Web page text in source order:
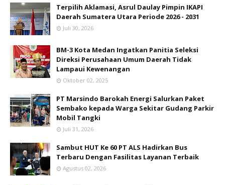
Terpilih Aklamasi, Asrul Daulay Pimpin IKAPI
Daerah Sumatera Utara Periode 2026 - 2031
Juli 30, 2026
BM-3 Kota Medan Ingatkan Panitia Seleksi
Direksi Perusahaan Umum Daerah Tidak
Lampaui Kewenangan
Oktober 02, 2025
PT Marsindo Barokah Energi Salurkan Paket
Sembako kepada Warga Sekitar Gudang Parkir
Mobil Tangki
Juli 31, 2026
Sambut HUT Ke 60 PT ALS Hadirkan Bus
Terbaru Dengan Fasilitas Layanan Terbaik
Agustus 02, 2026